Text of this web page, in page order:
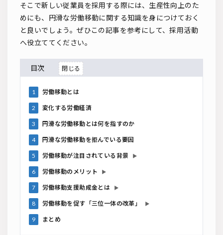
そこで新しい従業員を採用する際には、生産性向上のた
めにも、円滑な労働移動に関する知識を身につけておく
と良いでしょう。ぜひこの記事を参考にして、採用活動
へ役立ててください。
目次
1 労働移動とは
2 変化する労働経済
3 円滑な労働移動とは何を指すのか
4 円滑な労働移動を拒んでいる要因
5 労働移動が注目されている背景 ▶
6 労働移動のメリット ▶
7 労働移動支援助成金とは ▶
8 労働移動を促す「三位一体の改革」 ▶
9 まとめ